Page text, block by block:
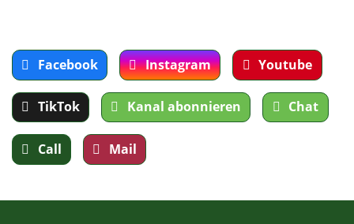
Facebook Instagram Youtube
TikTok Kanal abonnieren Chat
Call Mail